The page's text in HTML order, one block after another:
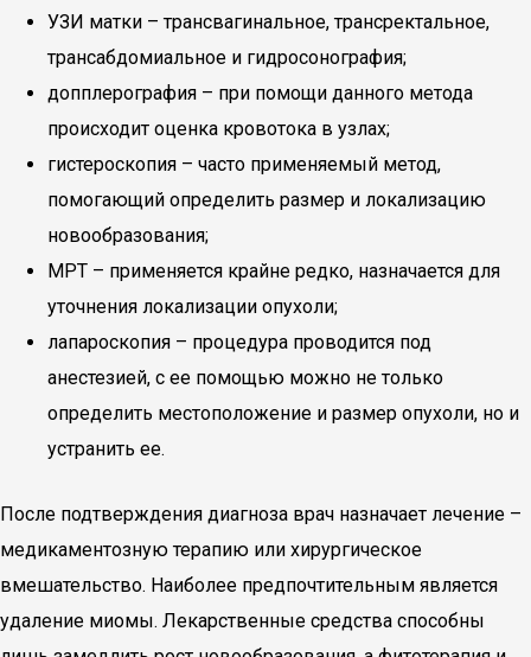
УЗИ матки – трансвагинальное, трансректальное,
трансабдомиальное и гидросонография;
допплерография – при помощи данного метода
происходит оценка кровотока в узлах;
гистероскопия – часто применяемый метод,
помогающий определить размер и локализацию
новообразования;
МРТ – применяется крайне редко, назначается для
уточнения локализации опухоли;
лапароскопия – процедура проводится под
анестезией, с ее помощью можно не только
определить местоположение и размер опухоли, но и
устранить ее.
После подтверждения диагноза врач назначает лечение –
медикаментозную терапию или хирургическое
вмешательство. Наиболее предпочтительным является
удаление миомы. Лекарственные средства способны